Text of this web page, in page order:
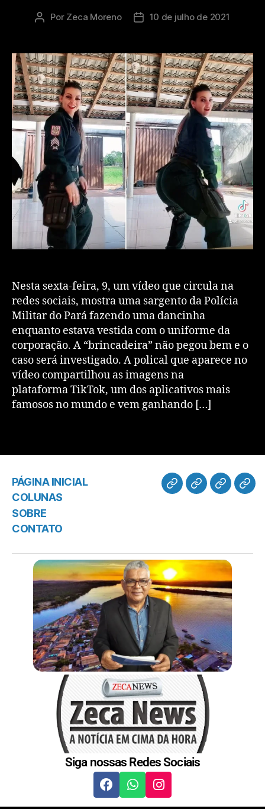
Por Zeca Moreno 10 de julho de 2021
Nesta sexta-feira, 9, um vídeo que circula na
redes sociais, mostra uma sargento da Polícia
Militar do Pará fazendo uma dancinha
enquanto estava vestida com o uniforme da
corporação. A “brincadeira” não pegou bem e o
caso será investigado. A polical que aparece no
vídeo compartilhou as imagens na
plataforma TikTok, um dos aplicativos mais
famosos no mundo e vem ganhando […]
PÁGINA INICIAL
COLUNAS
SOBRE
CONTATO
Siga nossas Redes Sociais